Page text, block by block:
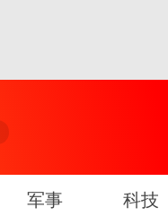
军事 科技